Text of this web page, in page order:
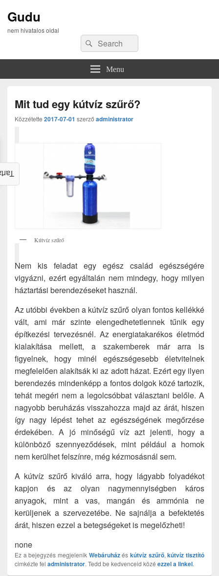
Gudu
nem hivatalos oldal
Search
for:
Search
Menu
Mit tud egy kútvíz szűrő?
Közzétette 2017-07-01 szerző administrator
Kútvíz szűrő
Nem kis feladat egy egész család egészségére
vigyázni, ezért egyáltalán nem mindegy, hogy milyen
háztartási berendezéseket használ.
Az utóbbi években a kútvíz szűrő olyan fontos kellékké
vált, ami már szinte elengedhetetlennek tűnik egy
építkezési tervezésnél. Az energiatakarékos életmód
kialakítása mellett, a szakemberek már arra is
figyelnek, hogy minél egészségesebb életvitelnek
megfelelően alakítsák ki az adott házat. Ezért egy ilyen
berendezés mindenképp a fontos dolgok közé tartozik,
tehát megéri nem a legolcsóbbat választani belőle. A
nagyobb beruházás visszahozza majd az árát, hiszen
így nagy lépést tehet az egészségének megőrzése
érdekében. A jó minőségű víz azt jelenti, hogy a
különböző szennyeződések, mint például a homok
nem kerülhet felszínre, még kézmosásnál sem.
A kútvíz szűrő kiváló arra, hogy lágyabb folyadékot
kapjon és az olyan nagymennyiségben káros
anyagok, mint a vas, mangán és ammónia ne
kerüljenek a szervezetébe. Ne sajnálja a befektetés
árát, hiszen ezzel a betegségeket is megelőzheti!
none
Ez a bejegyzés megjelenik Webáruházéskútvíz szűrő,kútvíz tisztító
cimkézte fel administrator. Tedd be kedvenceid közé ezzel a linkel.